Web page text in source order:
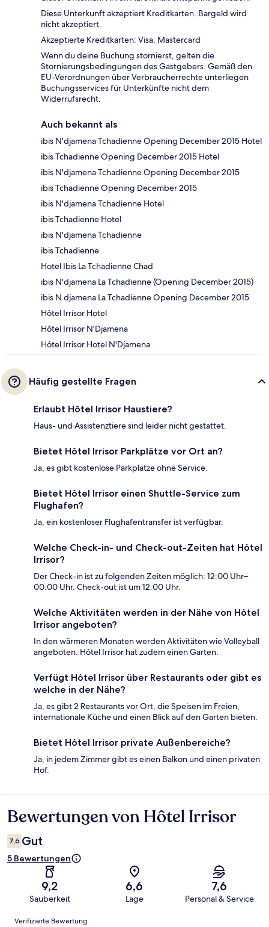
Diese Unterkunft akzeptiert Kreditkarten. Bargeld wird
nicht akzeptiert.
Akzeptierte Kreditkarten: Visa, Mastercard
Wenn du deine Buchung stornierst, gelten die
Stornierungsbedingungen des Gastgebers. Gemäß den
EU-Verordnungen über Verbraucherrechte unterliegen
Buchungsservices für Unterkünfte nicht dem
Widerrufsrecht.
Auch bekannt als
ibis N'djamena Tchadienne Opening December 2015 Hotel
ibis Tchadienne Opening December 2015 Hotel
ibis N'djamena Tchadienne Opening December 2015
ibis Tchadienne Opening December 2015
ibis N'djamena Tchadienne Hotel
ibis Tchadienne Hotel
ibis N'djamena Tchadienne
ibis Tchadienne
Hotel Ibis La Tchadienne Chad
ibis N'djamena La Tchadienne (Opening December 2015)
ibis N djamena La Tchadienne Opening December 2015
Hôtel Irrisor Hotel
Hôtel Irrisor N'Djamena
Hôtel Irrisor Hotel N'Djamena
Häufig gestellte Fragen
Erlaubt Hôtel Irrisor Haustiere?
Haus- und Assistenztiere sind leider nicht gestattet.
Bietet Hôtel Irrisor Parkplätze vor Ort an?
Ja, es gibt kostenlose Parkplätze ohne Service.
Bietet Hôtel Irrisor einen Shuttle-Service zum
Flughafen?
Ja, ein kostenloser Flughafentransfer ist verfügbar.
Welche Check-in- und Check-out-Zeiten hat Hôtel
Irrisor?
Der Check-in ist zu folgenden Zeiten möglich: 12:00 Uhr–
00:00 Uhr. Check-out ist um 12:00 Uhr.
Welche Aktivitäten werden in der Nähe von Hôtel
Irrisor angeboten?
In den wärmeren Monaten werden Aktivitäten wie Volleyball
angeboten. Hôtel Irrisor hat zudem einen Garten.
Verfügt Hôtel Irrisor über Restaurants oder gibt es
welche in der Nähe?
Ja, es gibt 2 Restaurants vor Ort, die Speisen im Freien,
internationale Küche und einen Blick auf den Garten bieten.
Bietet Hôtel Irrisor private Außenbereiche?
Ja, in jedem Zimmer gibt es einen Balkon und einen privaten
Hof.
Bewertungen
Bewertungen von Hôtel Irrisor
7,6 Gut
5 Bewertungen
9,2
Sauberkeit
6,6
Lage
7,6
Personal & Service
Bewertungen
Verifizierte Bewertung